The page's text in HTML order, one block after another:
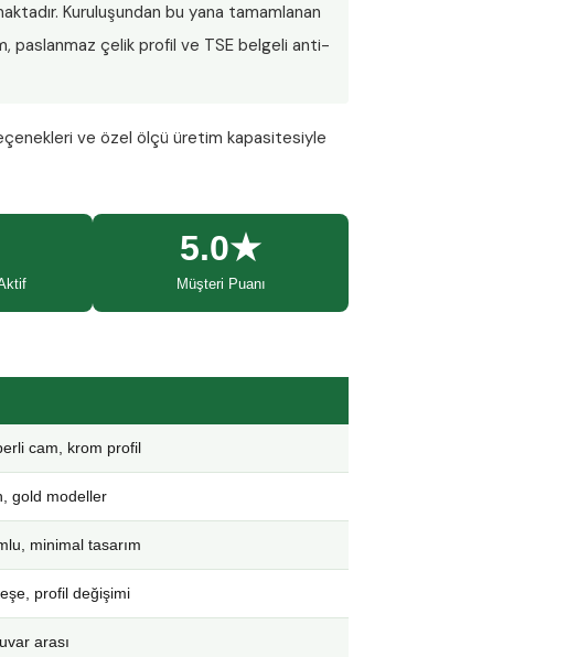
Kuruluşundan bu yana tamamlanan
paslanmaz çelik profil ve TSE belgeli anti-
ve özel ölçü üretim kapasitesiyle
5.0★
Müşteri Puanı
cam, krom profil
gold modeller
minimal tasarım
profil değişimi
arası